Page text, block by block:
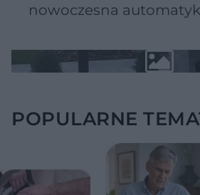
nowoczesna
POPULARNE